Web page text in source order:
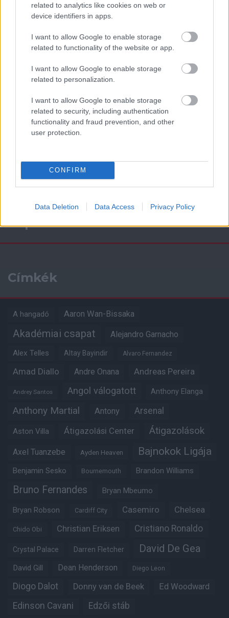
related to analytics like cookies on web or
device identifiers in apps.
I want to allow Google to enable storage
related to functionality of the website or app.
I want to allow Google to enable storage
related to personalization.
I want to allow Google to enable storage
related to security, including authentication
functionality and fraud prevention, and other
user protection.
CONFIRM
Data Deletion Data Access Privacy Policy
Leeds UnitedvsManchester United
AC MilanvsManchester United2026-08-15 18:00
ELŐZŐ MÉRKŐZÉSEK
Támogatás
Támogasd adományoddal
Kapcsolódó hírek
Címkék
A hangadó Aaron Wan-Bissaka
Akadémiai csapat Alejandro Garnacho
Alex Telles Altay Bayindir Alvaro Fernandez
Amad Diallo Andre Onana Andreas Pereira
Andrey Santos Angol válogatott Anthony Elanga
Anthony Martial Antony Arsenal
Aston Villa Átigazolási Center Átigazolások
Axel Tuanzebe Ayden Heaven Bajnokok Ligája
Benjamin Sesko Bournemouth Brandon Williams
Bruno Fernandes Bryan Mbeumo
Bryan Robson Cardiff City Casemiro Chelsea
Chido Obi Christian Eriksen Cristiano Ronaldo
Crystal Palace Darren Fletcher David De Gea
David Gill Dean Henderson Diego Leon
Diogo Dalot Donny van de Beek Ed Woodward
Edinson Cavani Edzői stáb